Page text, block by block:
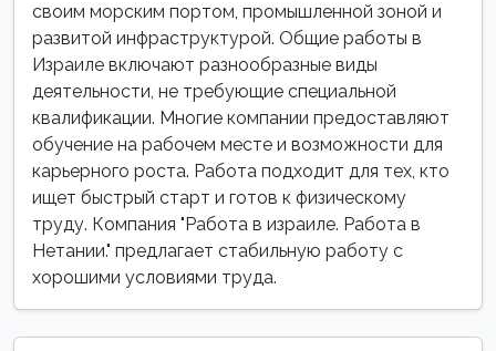
своим морским портом, промышленной зоной и
развитой инфраструктурой. Общие работы в
Израиле включают разнообразные виды
деятельности, не требующие специальной
квалификации. Многие компании предоставляют
обучение на рабочем месте и возможности для
карьерного роста. Работа подходит для тех, кто
ищет быстрый старт и готов к физическому
труду. Компания "Работа в израиле. Работа в
Нетании." предлагает стабильную работу с
хорошими условиями труда.